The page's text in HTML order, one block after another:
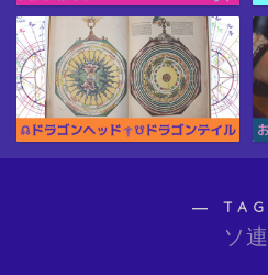
―
ソ連